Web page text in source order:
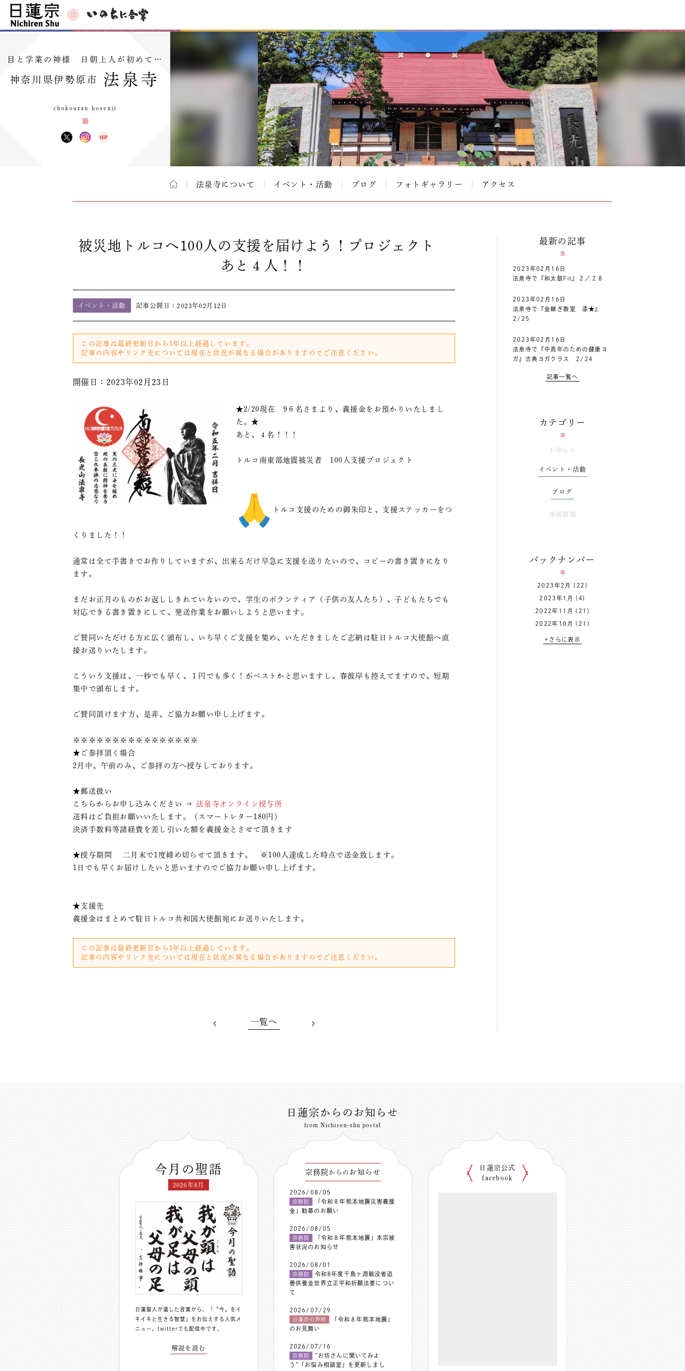
目と学業の神様 日朝上人が初めて…
神奈川県伊勢原市 法泉寺
chokouzan hosenji
法泉寺について イベント・活動 ブログ フォトギャラリー アクセス
被災地トルコへ100人の支援を届けよう！プロジェクト
あと４人！！
イベント・活動 記事公開日：2023年02月12日
この記事は最終更新日から1年以上経過しています。
記事の内容やリンク先については現在と状況が異なる場合がありますのでご注意ください。
開催日：2023年02月23日
★2/20現在 9６名さまより、義援金をお預かりいたしまし
た。★
あと、４名！！！
トルコ南東部地震被災者 100人支援プロジェクト
トルコ支援のための御朱印と、支援ステッカーをつ
くりました！！
通常は全て手書きでお作りしていますが、出来るだけ早急に支援を送りたいので、コピーの書き置きになり
ます。
まだお正月のものがお返ししきれていないので、学生のボランティア（子供の友人たち）、子どもたちでも
対応できる書き置きにして、発送作業をお願いしようと思います。
ご賛同いただける方に広く頒布し、いち早くご支援を集め、いただきましたご志納は駐日トルコ大使館へ直
接お送りいたします。
こういう支援は、一秒でも早く、１円でも多く！がベストかと思いますし、春彼岸も控えてますので、短期
集中で頒布します。
ご賛同頂けます方、是非、ご協力お願い申し上げます。
※※※※※※※※※※※※※※※※
★ご参拝頂く場合
2月中、午前のみ、ご参拝の方へ授与しております。
★郵送扱い
こちらからお申し込みください ⇒
法泉寺オンライン授与所
送料はご負担お願いいたします。（スマートレター180円）
決済手数料等諸経費を差し引いた額を義援金とさせて頂きます
★授与期間 二月末で1度締め切らせて頂きます。 ※100人達成した時点で送金致します。
1日でも早くお届けしたいと思いますのでご協力お願い申し上げます。
★支援先
義援金はまとめて駐日トルコ共和国大使館宛にお送りいたします。
この記事は最終更新日から1年以上経過しています。
記事の内容やリンク先については現在と状況が異なる場合がありますのでご注意ください。
一覧へ
最新の記事
2023年02月16日
法泉寺で『和太鼓Fit』２／２８
2023年02月16日
法泉寺で『金継ぎ教室 漆★』
2/25
2023年02月16日
法泉寺で『中高年のための健康ヨ
ガ』古典ヨガクラス 2/24
記事一覧へ
カテゴリー
お知らせ
イベント・活動
ブログ
地域情報
バックナンバー
2023年2月 (22)
2023年1月 (4)
2022年11月 (21)
2022年10月 (21)
+さらに表示
日蓮宗からのお知らせ
from Nichiren-shu portal
今月の聖語
2026年8月
日蓮聖人が遺した言葉から、「〝今〟をイ
キイキと生きる智慧」をお伝えする人気メ
ニュー。 twitterでも配信中 です。
解説を読む
宗務院からの お知らせ
2026/08/05
宗務院
「令和８年熊本地震災害義援
金」勧募のお願い
2026/08/05
宗務院
「令和８年熊本地震」本宗被
害状況のお知らせ
2026/08/01
宗務院
令和8年度千鳥ヶ淵戦没者追
善供養並世界立正平和祈願法要につい
て
2026/07/29
日蓮宗の声明
「令和８年熊本地震」
のお見舞い
2026/07/16
宗務院
”お坊さんに聞いてみよ
う”「お悩み相談室」を更新しまし
日蓮宗公式
facebook